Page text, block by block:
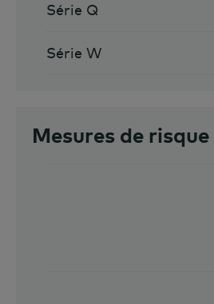
Série Q
Série W
Mesures de risque